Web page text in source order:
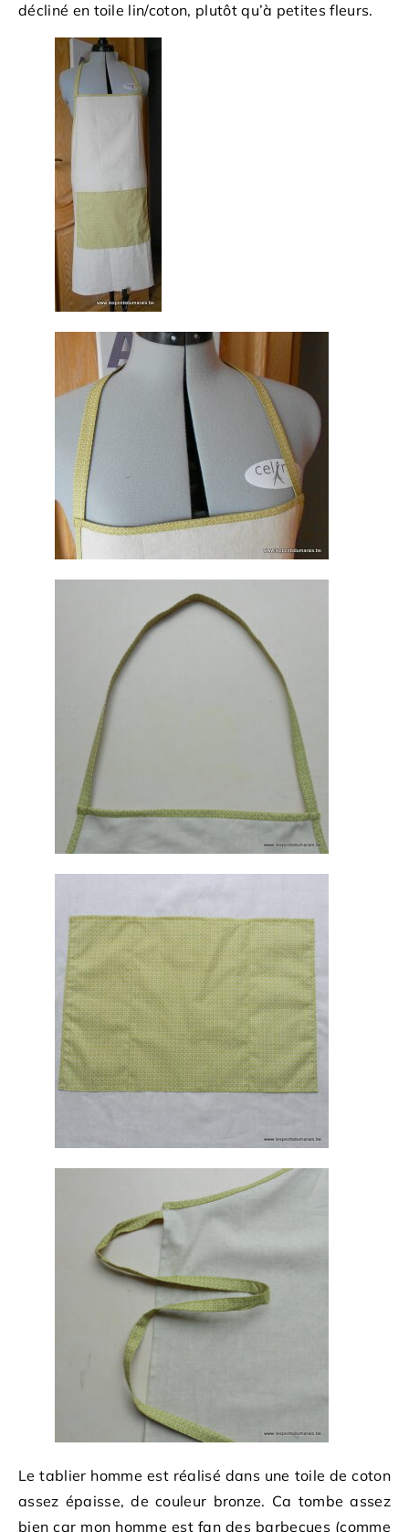
décliné en toile lin/coton, plutôt qu’à petites fleurs.
Le tablier homme est réalisé dans une toile de coton
assez épaisse, de couleur bronze. Ca tombe assez
bien car mon homme est fan des barbecues (comme